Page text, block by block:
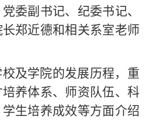
委副书记、纪委书记、
郑近德和相关系室老师
及学院的发展历程，重
养体系、师资队伍、科
生培养成效等方面介绍